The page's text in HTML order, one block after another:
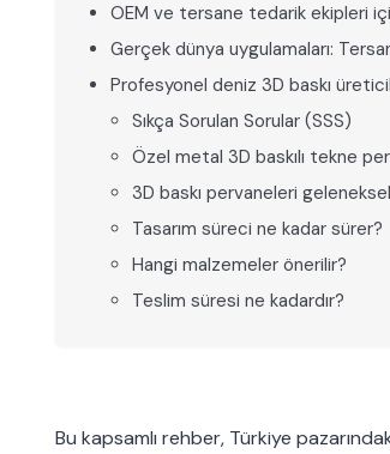
OEM ve tersane tedarik ekipleri
Gerçek dünya uygulamaları:
Profesyonel deniz 3D baskı
Sıkça Sorulan Sorular (SSS)
Özel metal 3D baskılı tekne
3D baskı pervaneleri
Tasarım süreci ne kadar sürer?
Hangi malzemeler önerilir?
Teslim süresi ne kadardır?
Bu kapsamlı rehber, Türkiye